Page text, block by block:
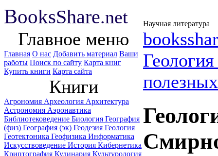
BooksShare.net Научная литература
Главное меню
Главная О нас Добавить материал Ваши
работы Поиск по сайту Карта книг
Купить книги Карта сайта
Книги
Агрономия Археология Архитектура
Астрономия Аэронавтика
Библиотековедение Биология География
(физ) География (эк) Геодезия Геология
Геотектоника Геофизика Информатика
Искусствоведение История Кибернетика
Криптография Кулинария Культурология
Геология